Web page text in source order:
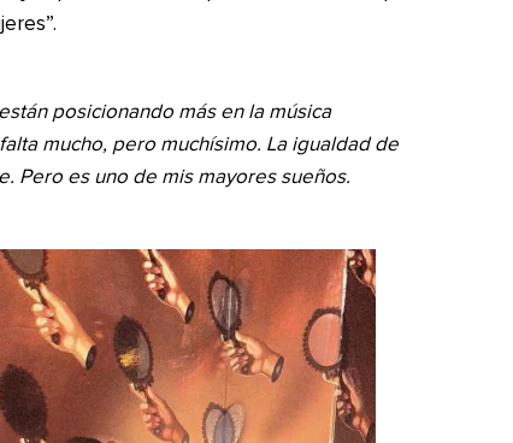
posicionando más en la música
mucho, pero muchísimo. La igualdad de
Pero es uno de mis mayores sueños.